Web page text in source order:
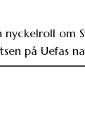
nyckelroll om
på Uefas